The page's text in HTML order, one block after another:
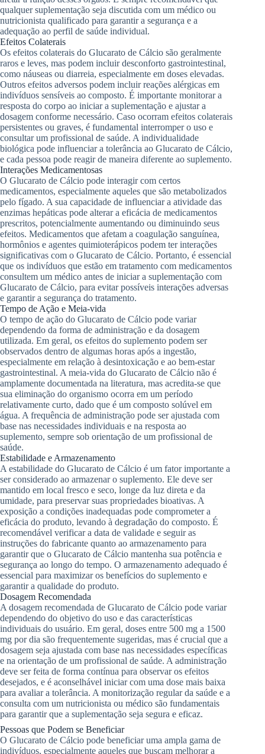
qualquer suplementação seja discutida com um médico ou
nutricionista qualificado para garantir a segurança e a
adequação ao perfil de saúde individual.
Efeitos Colaterais
Os efeitos colaterais do Glucarato de Cálcio são geralmente
raros e leves, mas podem incluir desconforto gastrointestinal,
como náuseas ou diarreia, especialmente em doses elevadas.
Outros efeitos adversos podem incluir reações alérgicas em
indivíduos sensíveis ao composto. É importante monitorar a
resposta do corpo ao iniciar a suplementação e ajustar a
dosagem conforme necessário. Caso ocorram efeitos colaterais
persistentes ou graves, é fundamental interromper o uso e
consultar um profissional de saúde. A individualidade
biológica pode influenciar a tolerância ao Glucarato de Cálcio,
e cada pessoa pode reagir de maneira diferente ao suplemento.
Interações Medicamentosas
O Glucarato de Cálcio pode interagir com certos
medicamentos, especialmente aqueles que são metabolizados
pelo fígado. A sua capacidade de influenciar a atividade das
enzimas hepáticas pode alterar a eficácia de medicamentos
prescritos, potencialmente aumentando ou diminuindo seus
efeitos. Medicamentos que afetam a coagulação sanguínea,
hormônios e agentes quimioterápicos podem ter interações
significativas com o Glucarato de Cálcio. Portanto, é essencial
que os indivíduos que estão em tratamento com medicamentos
consultem um médico antes de iniciar a suplementação com
Glucarato de Cálcio, para evitar possíveis interações adversas
e garantir a segurança do tratamento.
Tempo de Ação e Meia-vida
O tempo de ação do Glucarato de Cálcio pode variar
dependendo da forma de administração e da dosagem
utilizada. Em geral, os efeitos do suplemento podem ser
observados dentro de algumas horas após a ingestão,
especialmente em relação à desintoxicação e ao bem-estar
gastrointestinal. A meia-vida do Glucarato de Cálcio não é
amplamente documentada na literatura, mas acredita-se que
sua eliminação do organismo ocorra em um período
relativamente curto, dado que é um composto solúvel em
água. A frequência de administração pode ser ajustada com
base nas necessidades individuais e na resposta ao
suplemento, sempre sob orientação de um profissional de
saúde.
Estabilidade e Armazenamento
A estabilidade do Glucarato de Cálcio é um fator importante a
ser considerado ao armazenar o suplemento. Ele deve ser
mantido em local fresco e seco, longe da luz direta e da
umidade, para preservar suas propriedades bioativas. A
exposição a condições inadequadas pode comprometer a
eficácia do produto, levando à degradação do composto. É
recomendável verificar a data de validade e seguir as
instruções do fabricante quanto ao armazenamento para
garantir que o Glucarato de Cálcio mantenha sua potência e
segurança ao longo do tempo. O armazenamento adequado é
essencial para maximizar os benefícios do suplemento e
garantir a qualidade do produto.
Dosagem Recomendada
A dosagem recomendada de Glucarato de Cálcio pode variar
dependendo do objetivo do uso e das características
individuais do usuário. Em geral, doses entre 500 mg a 1500
mg por dia são frequentemente sugeridas, mas é crucial que a
dosagem seja ajustada com base nas necessidades específicas
e na orientação de um profissional de saúde. A administração
deve ser feita de forma contínua para observar os efeitos
desejados, e é aconselhável iniciar com uma dose mais baixa
para avaliar a tolerância. A monitorização regular da saúde e a
consulta com um nutricionista ou médico são fundamentais
para garantir que a suplementação seja segura e eficaz.
Pessoas que Podem se Beneficiar
O Glucarato de Cálcio pode beneficiar uma ampla gama de
indivíduos, especialmente aqueles que buscam melhorar a